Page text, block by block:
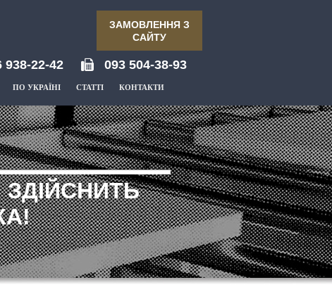
ЗАМОВЛЕННЯ З
САЙТУ
938-22-42 093 504-38-93
ПО УКРАЇНІ СТАТТІ КОНТАКТИ